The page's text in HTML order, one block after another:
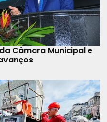
Câmara Municipal e